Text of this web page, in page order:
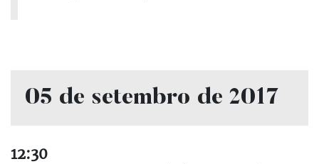
05 de setembro de 2017
12:30